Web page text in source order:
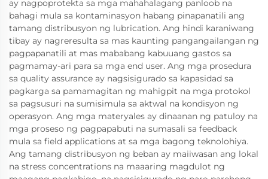
ay nagpoprotekta sa mga mahahalagang panloob na
bahagi mula sa kontaminasyon habang pinapanatili ang
tamang distribusyon ng lubrication. Ang hindi karaniwang
tibay ay nagreresulta sa mas kaunting pangangailangan ng
pagpapanatili at mas mababang kabuuang gastos sa
pagmamay-ari para sa mga end user. Ang mga prosedura
sa quality assurance ay nagsisigurado sa kapasidad sa
pagkarga sa pamamagitan ng mahigpit na mga protokol
sa pagsusuri na sumisimula sa aktwal na kondisyon ng
operasyon. Ang mga materyales ay dinaanan ng patuloy na
mga proseso ng pagpapabuti na sumasali sa feedback
mula sa field applications at sa mga bagong teknolohiya.
Ang tamang distribusyon ng beban ay maiiwasan ang lokal
na stress concentrations na maaaring magdulot ng